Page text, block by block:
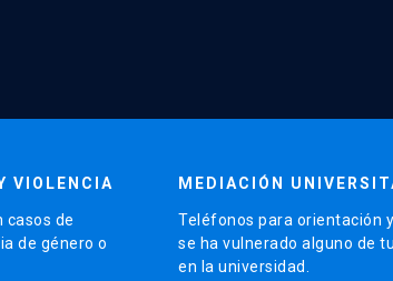
VIOLENCIA
casos de
de género o
MEDIACIÓN
Teléfonos para orientación
se ha vulnerado alguno de
en la universidad.